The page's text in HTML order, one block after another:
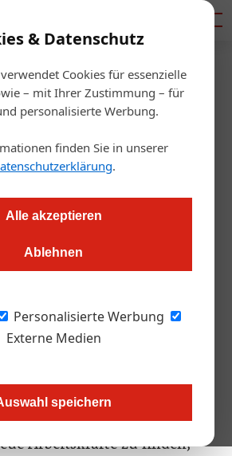
& Datenschutz
Cookies für essenzielle
– mit Ihrer Zustimmung – für
personalisierte Werbung.
finden Sie in unserer
.
Alle akzeptieren
Ablehnen
Personalisierte Werbung
Externe Medien
speichern
Startseite/Allgemein
am Wort
04.05.2011, 00:00 Uhr
ist bei uns ein Dauerbrenner. Wir
alltägliche Arbeit verrichten.
auch Kellner und
Wir finden derzeit aber
uns ergeben sich durch
Arbeitsmarktes wirklich neue
Arbeitskräfte zu finden,